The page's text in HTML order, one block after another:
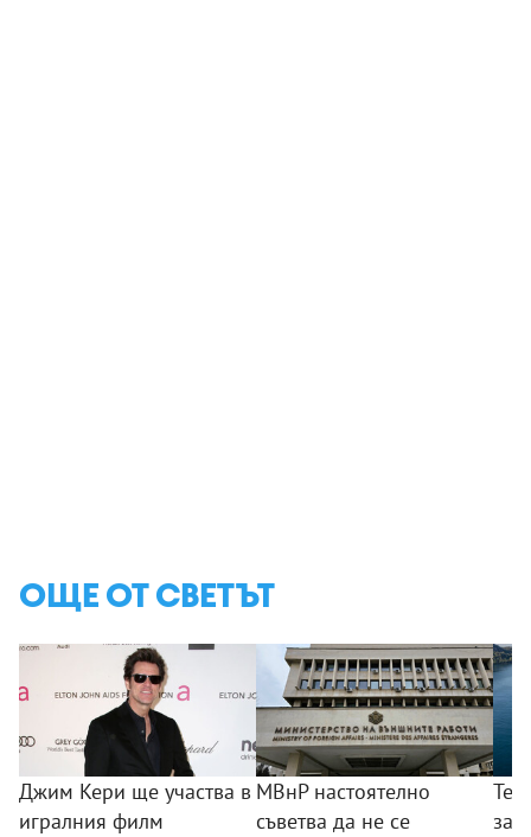
ОЩЕ ОТ СВЕТЪТ
Джим Кери ще участва в
игралния филм
МВнР настоятелно
съветва да не се